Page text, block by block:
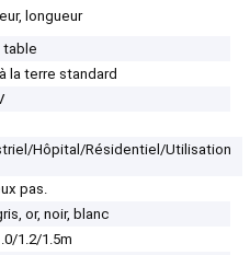
longueur
table
la terre standard
Hôpital/Résidentiel/Utilisation
pas.
or, noir, blanc
1.2/1.5m